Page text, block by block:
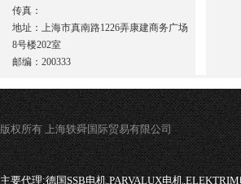
传真：
地址：上海市真南路1226弄康建商务广场
8号楼202室
邮编：200333
版权所有 上海轶舜国际贸易有限公司
主要代理:德国SSB电机,PARVALUX电机